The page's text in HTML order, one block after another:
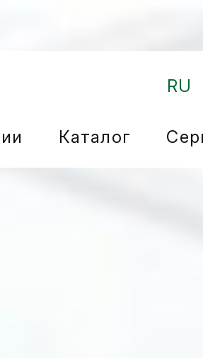
Каталог
RU